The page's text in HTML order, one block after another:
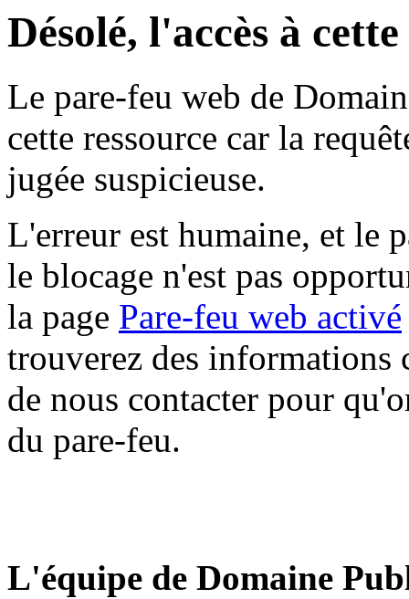
Désolé, l'accès à
Le pare-feu web de
cette ressource car la
jugée suspicieuse.
L'erreur est humaine, et le
le blocage n'est pas
la page Pare-feu web activé
trouverez des informations
de nous contacter pour
du pare-feu.
L'équipe de Domaine